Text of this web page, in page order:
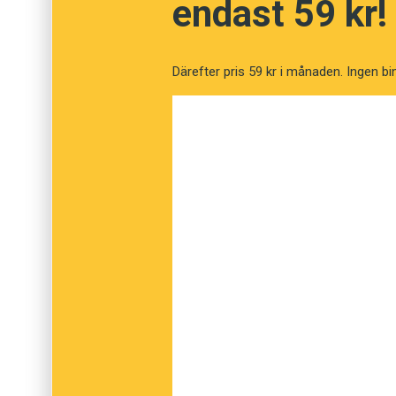
Villaföräldrarna vill vara traditionella, och
ha vedertagen stavning och får gärna ha
endast 59 kr!
Därefter pris 59 kr i månaden. Ingen